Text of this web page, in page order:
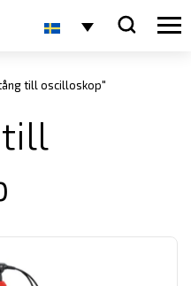
till oscilloskop"